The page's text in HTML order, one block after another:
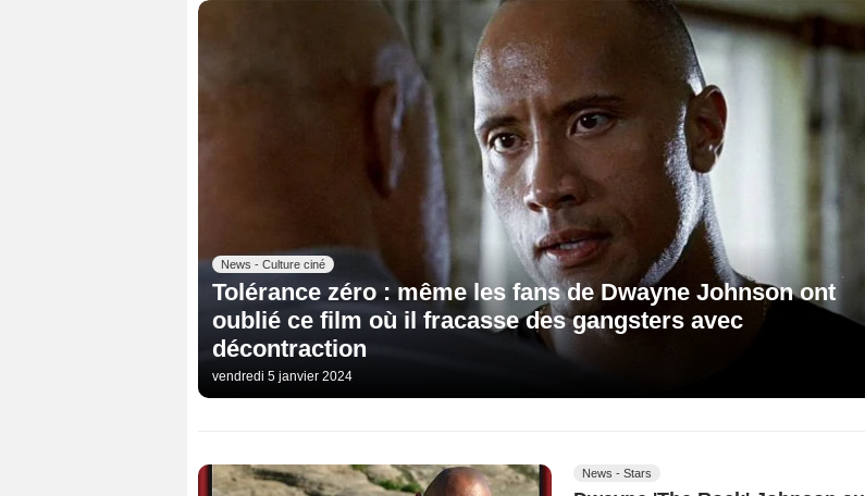
News - Culture ciné
Tolérance zéro : même les fans de Dwayne Johnson ont
oublié ce film où il fracasse des gangsters avec
décontraction
vendredi 5 janvier 2024
News - Stars